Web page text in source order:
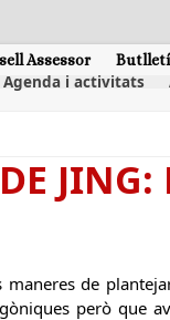
Assessor Butlletí
Agenda i activitats
maneres de
però que